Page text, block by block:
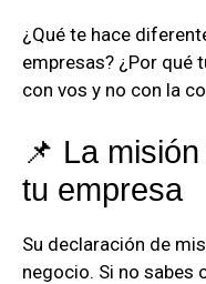
¿Qué te hace
empresas? ¿Por qué
con vos y no con la
📌 La
tu empresa
Su declaración de
negocio. Si no sabes